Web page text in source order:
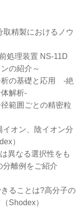
精製におけるノウ
処理装置 NS-11D
の紹介～
の基礎と応用 -絶
解析-
範囲ごとの精密粒
オン、陰イオン分
）
異なる選択性をも
分離例をご紹介
ることは?高分子の
Shodex）